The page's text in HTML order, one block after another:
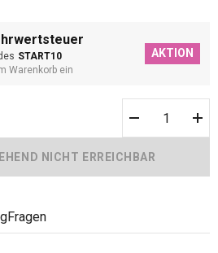
START10
Warenkorb ein
AKTION
Fragen